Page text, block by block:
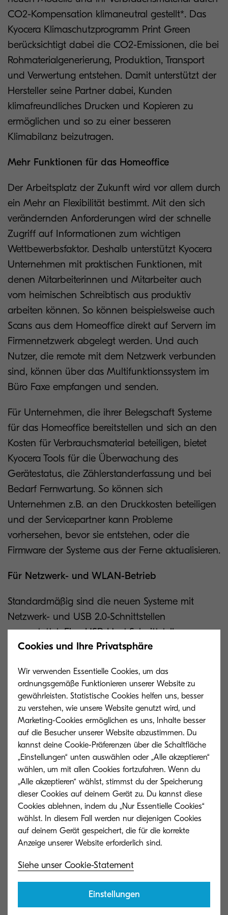
CO2-Kompensation klimaneutral gestellt*. Das
Kyocera Klimaschutzprogramm Print Green
berücksichtigt dabei die CO2-Emissionen, die bei
Rohmaterialgenerierung, Produktion, Transport
und Verwertung entstehen. Damit unterstützt der
Hersteller seine Partner dabei, Kunden
klimafreundliches Drucken und Kopieren zu
ermöglichen und so zu einer besseren
Klimabilanz beizutragen.
Mehr Funktionen für das Homeoffice
Der Arbeitsplatz der Zukunft wird vor allem durch
ein Mehr an Flexibilität bestimmt. Mit den sich
verändernden Anforderungen wird der schnelle
Zugriff auf Informationen zum wichtigen
Wettbewerbsfaktor. Deshalb unterstützt Kyocera
Unternehmen mit praktischen Funktionen, mit
denen Mitarbeiterinnen und Mitarbeiter auch
vom heimischen Schreibtisch aus produktiv
arbeiten können. So können beispielsweise auch
Scans aus dem Homeoffice direkt auf Servern im
Firmennetzwerk abgelegt werden. Und auch
Nutzer, die remote mit dem Netzwerk verbunden
sind, können über das Multifunktionssystem im
Büro Faxe empfangen und senden.
Für Unternehmen, die ihrer Belegschaft Systeme
für das Homeoffice bereitstellen und sich an den
Kosten für Verbrauchsmaterial beteiligen, bietet
Kyocera Tools für die Überwachung des
Gerätestatus, die Zählerstanderfassung und bei
Bedarf Fernwartung. So können sich
Unternehmen z.B. an den Druckkosten beteiligen
und der Servicepartner kann Probleme
vorhersehen, bevor sie entstehen, oder die
Firmware der Systeme aus der Ferne aktualisieren.
Für Netzwerk- und WLAN-Betrieb
Standardmäßig sind die neuen Systeme mit
Netzwerk- und USB 2.0-Schnittstellen
ausgestattet. Eine USB-Host-Schnittstelle
ermöglicht, Dateien ohne zusätzliche Software
drucken oder Scans auf diesem zu speichern. Die
Modelle ECOSYS PA2100cwx und ECOSYS
MA2100cwfx können darüber hinaus mit einem
vorhandenen WLAN oder per Wi-Fi Direct
verbunden werden. Damit eignen sie sich auch
für die Nutzung durch mehrere Nutzer. Die
gesamte Modellreihe ist mit Kyocera Mobile Print
kompatibel. Mit dieser App können beispielsweise
Fotos oder Dokumente gedruckt werden, die auf
einem Mobilgerät (iOS oder Android) gespeichert
sind. Es können auch Dokumente über das
Multifunktionssystem gescannt und auf dem
Mobilgerät oder einem unterstützten externen
die vier neuen Modelle auch AirPrint und den
Mopria-Standard.
Cookies und Ihre Privatsphäre
Wir verwenden Essentielle Cookies, um das
ordnungsgemäße Funktionieren unserer Website zu
gewährleisten. Statistische Cookies helfen uns, besser
zu verstehen, wie unsere Website genutzt wird, und
Marketing-Cookies ermöglichen es uns, Inhalte besser
auf die Besucher unserer Website abzustimmen. Du
kannst deine Cookie-Präferenzen über die Schaltfläche
„Einstellungen“ unten auswählen oder „Alle akzeptieren“
wählen, um mit allen Cookies fortzufahren. Wenn du
„Alle akzeptieren“ wählst, stimmst du der Speicherung
dieser Cookies auf deinem Gerät zu. Du kannst diese
Cookies ablehnen, indem du „Nur Essentielle Cookies“
wählst. In diesem Fall werden nur diejenigen Cookies
auf deinem Gerät gespeichert, die für die korrekte
Siehe unser Cookie-Statement
Einstellungen